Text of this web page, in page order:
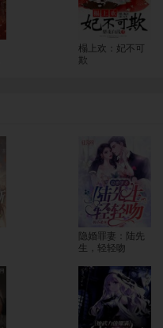
榻上欢：妃不可
欺
隐婚罪妻：陆先
生，轻轻吻